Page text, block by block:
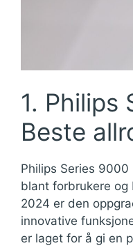
1. Philips
Beste
Philips Series
blant forbrukere og
2024 er den
innovative
er laget for å gi en